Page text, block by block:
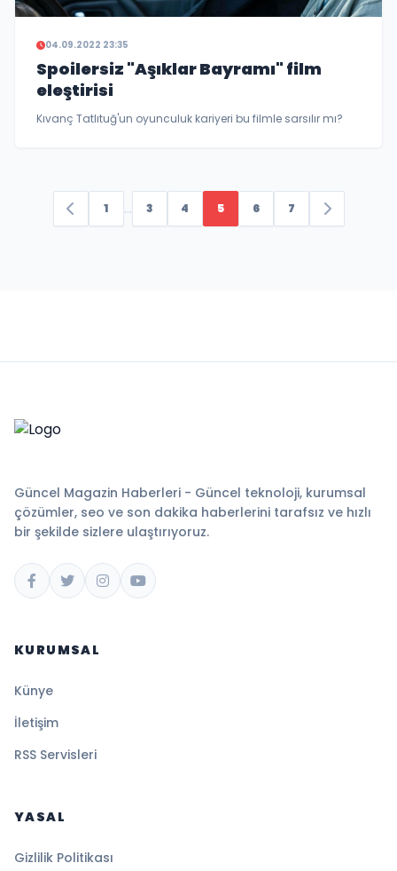
04.09.2022 23:35
Spoilersiz "Aşıklar Bayramı" film
eleştirisi
Kıvanç Tatlıtuğ'un oyunculuk kariyeri bu filmle sarsılır mı?
1 ... 3 4 5 6 7
Güncel Magazin Haberleri - Güncel teknoloji, kurumsal
çözümler, seo ve son dakika haberlerini tarafsız ve hızlı
bir şekilde sizlere ulaştırıyoruz.
KURUMSAL
Künye
İletişim
RSS Servisleri
YASAL
Gizlilik Politikası